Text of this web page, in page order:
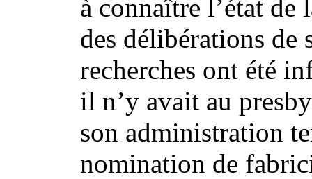
à connaître l’état
des délibérations de
recherches ont été
il n’y avait au
son administration
nomination de